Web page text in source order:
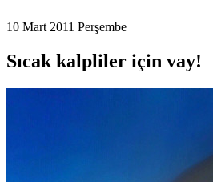
10 Mart 2011 Perşembe
Sıcak kalpliler için vay!